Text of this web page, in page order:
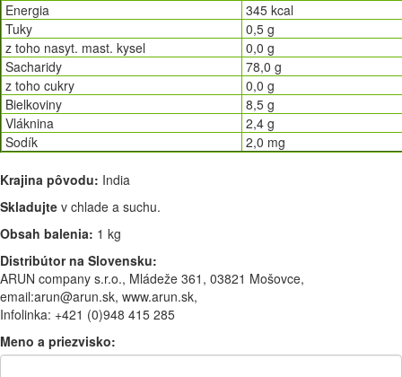
Energia
345 kcal
Tuky
0,5 g
z toho nasyt. mast. kysel
0,0 g
Sacharidy
78,0 g
z toho cukry
0,0 g
Bielkoviny
8,5 g
Vláknina
2,4 g
Sodík
2,0 mg
Krajina pôvodu: India
Skladujte v chlade a suchu.
Obsah balenia: 1 kg
Distribútor na Slovensku:
ARUN company s.r.o., Mládeže 361, 03821 Mošovce,
email:arun@arun.sk, www.arun.sk,
Infolinka: +421 (0)948 415 285
Meno a priezvisko: